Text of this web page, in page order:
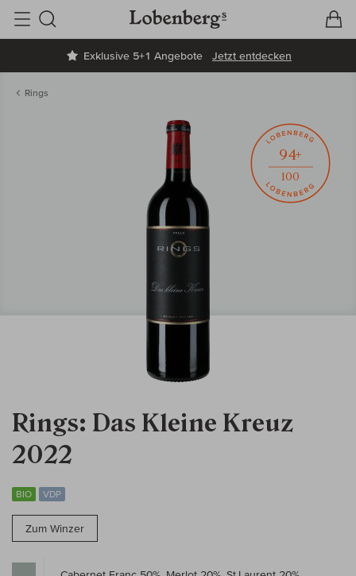
Exklusive 5+1 Angebote Jetzt entdecken
Suche
Rings
Rings: Das Kleine Kreuz
2022
BIO VDP
Zum Winzer
94+
100